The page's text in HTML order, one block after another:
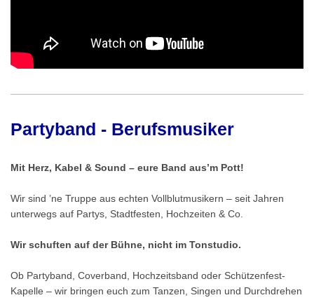
Partyband - Berufsmusiker
Mit Herz, Kabel & Sound – eure Band aus’m Pott!
Wir sind ’ne Truppe aus echten Vollblutmusikern – seit Jahren
unterwegs auf Partys, Stadtfesten, Hochzeiten & Co.
Wir schuften auf der Bühne, nicht im Tonstudio.
Ob Partyband, Coverband, Hochzeitsband oder Schützenfest-
Kapelle – wir bringen euch zum Tanzen, Singen und Durchdrehen